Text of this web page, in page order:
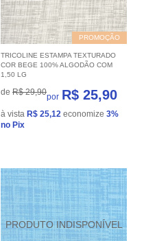
PROMOÇÃO
TRICOLINE ESTAMPA TEXTURADO
COR BEGE 100% ALGODÃO COM
1,50 LG
de R$ 29,90por R$ 25,90
à vista R$ 25,12 economize 3%
no Pix